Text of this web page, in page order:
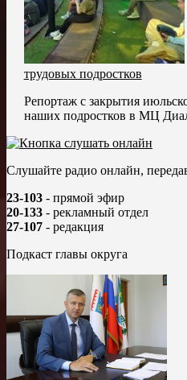
трудовых подростков
Репортаж с закрытия
наших подростков в МЦ
Слушайте радио онлайн,
23-103 - прямой эфир
20-133 - рекламный отдел
27-107 - редакция
Подкаст главы округа